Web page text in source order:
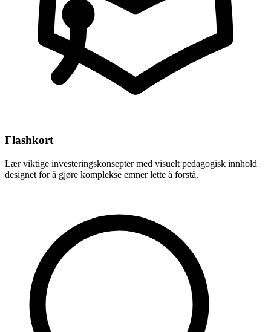
Flashkort
Lær viktige investeringskonsepter med visuelt pedagogisk innhold
designet for å gjøre komplekse emner lette å forstå.